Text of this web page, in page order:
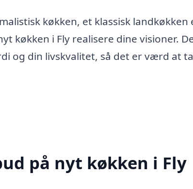
køkken, et klassisk landkøkken
køkken i Fly realisere dine visioner.
og din livskvalitet, så det er værd at
på nyt køkken i Fly